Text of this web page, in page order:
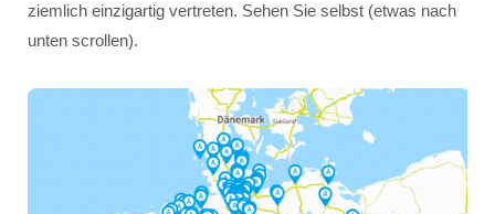
ziemlich einzigartig vertreten. Sehen Sie selbst (etwas nach
unten scrollen).